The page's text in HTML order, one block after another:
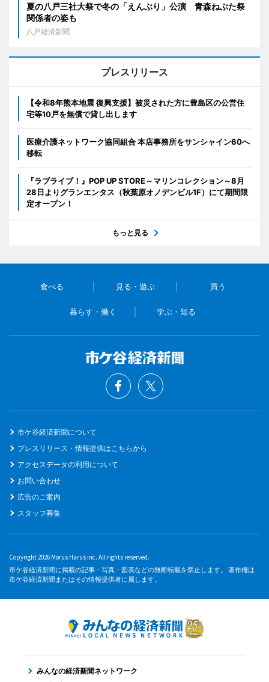
夏の八戸三社大祭で冬の「えんぶり」公演 青森ねぶた祭
関係者の姿も
八戸経済新聞
プレスリリース
【令和8年熊本地震 復興支援】被災された方に豊島区の公営住
宅等10戸を無償で貸し出します
医療介護ネットワーク協同組合 本店事務所をサンシャイン60へ
移転
『ラブライブ！』POP UP STORE～マリンコレクション～8月
28日よりグランエンタス（秋葉原オノデンビル1F）にて期間限
定オープン！
もっと見る
食べる 見る・遊ぶ 買う
暮らす・働く 学ぶ・知る
市ケ谷経済新聞について
プレスリリース・情報提供はこちらから
アクセスデータの利用について
お問い合わせ
広告のご案内
スタッフ募集
Copyright 2026 Morus Harus inc. All rights reserved.
市ケ谷経済新聞に掲載の記事・写真・図表などの無断転載を禁止します。 著作権は
市ケ谷経済新聞またはその情報提供者に属します。
みんなの経済新聞ネットワーク